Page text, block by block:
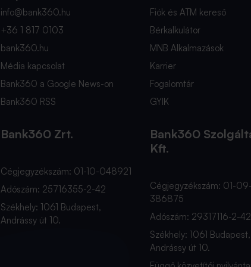
info@bank360.hu
+36 1 817 0103
bank360.hu
Média kapcsolat
Bank360 a Google News-on
Bank360 RSS
Fiók és ATM kereső
Bérkalkulátor
MNB Alkalmazások
Karrier
Fogalomtár
GYIK
Bank360 Zrt.
Cégjegyzékszám: 01-10-048921
Adószám: 25716355-2-42
Székhely: 1061 Budapest,
Andrássy út 10.
Bank360
Kft.
Cégjegyzékszám: 01-09-
386875
Adószám: 29317116-2-42
Székhely: 1061 Budapest,
Andrássy út 10.